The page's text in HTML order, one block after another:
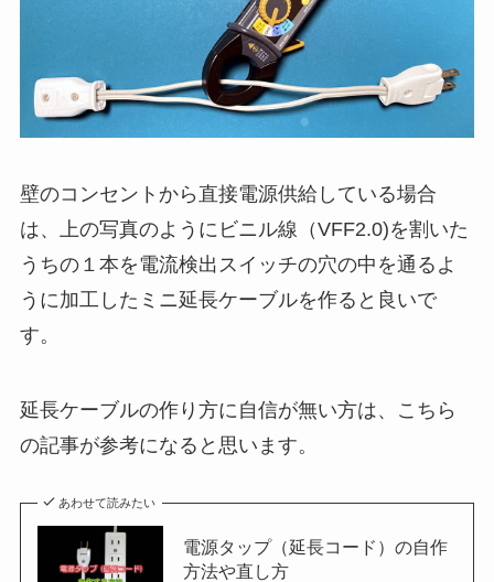
壁のコンセントから直接電源供給している場合
は、上の写真のようにビニル線（VFF2.0)を割いた
うちの１本を電流検出スイッチの穴の中を通るよ
うに加工したミニ延長ケーブルを作ると良いで
す。
延長ケーブルの作り方に自信が無い方は、こちら
の記事が参考になると思います。
あわせて読みたい
電源タップ（延長コード）の自作
方法や直し方